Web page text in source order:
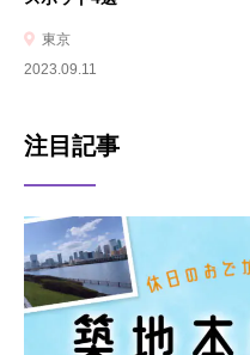
東京
2023.09.11
注目記事